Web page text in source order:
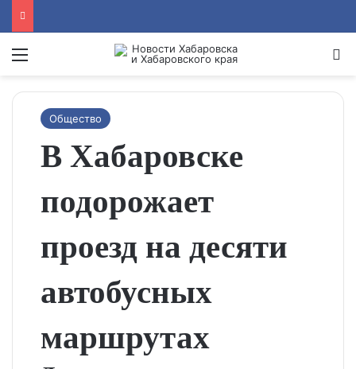
Menu
Общество
В Хабаровске
подорожает
проезд на десяти
автобусных
маршрутах